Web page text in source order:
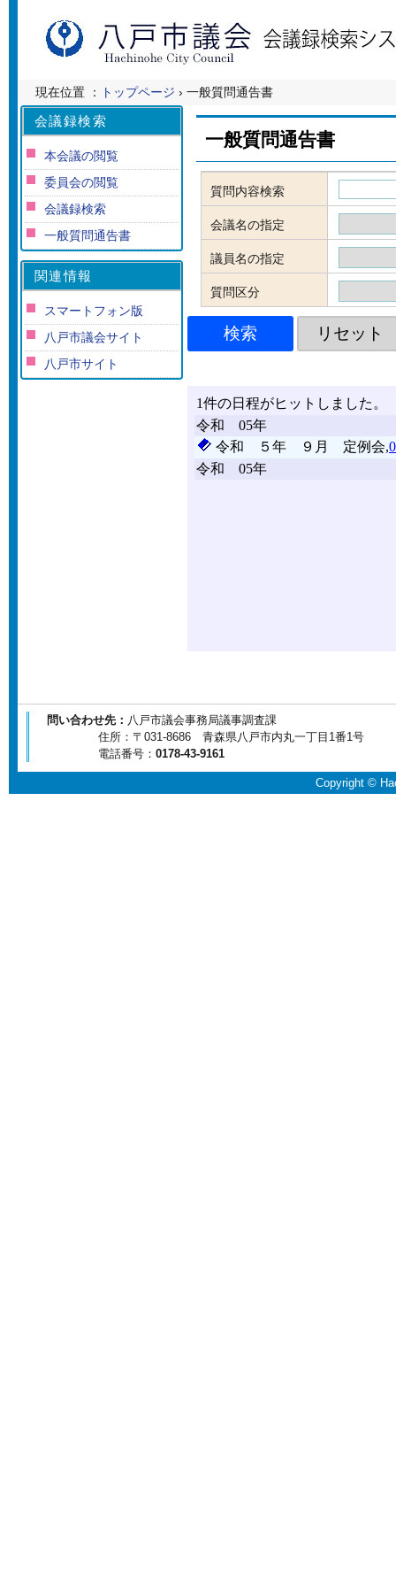
現在位置 ： トップページ › 一般質問通告書
一般質問通告書
質問内容検索
会議名の指定
議員名の指定
質問区分
会議録検索
本会議の閲覧
委員会の閲覧
会議録検索
一般質問通告書
関連情報
スマートフォン版
八戸市議会サイト
八戸市サイト
問い合わせ先： 八戸市議会事務局議事調査課
住所：〒031-8686 青森県八戸市内丸一丁目1番1号
電話番号： 0178-43-9161
Copyright ©